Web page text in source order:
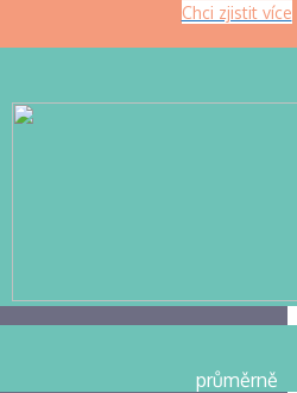
Chci zjistit více
průměrně